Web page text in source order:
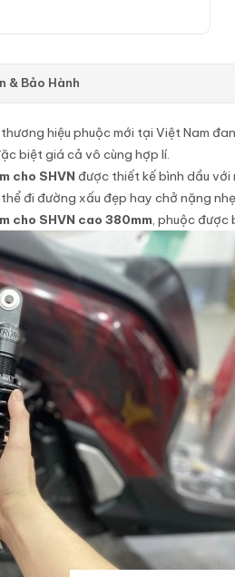
& Bảo Hành
thương hiệu phuộc mới tại Việt Nam
biệt giá cả vô cùng hợp lí.
cho SHVN được thiết kế bình dầu
đi đường xấu đẹp hay chở nặng
cho SHVN cao 380mm, phuộc được